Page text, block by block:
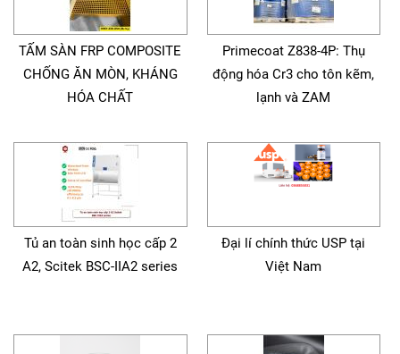
TẤM SÀN FRP COMPOSITE
CHỐNG ĂN MÒN, KHÁNG
HÓA CHẤT
Primecoat Z838-4P: Thụ
động hóa Cr3 cho tôn kẽm,
lạnh và ZAM
Tủ an toàn sinh học cấp 2
A2, Scitek BSC-IIA2 series
Đại lí chính thức USP tại
Việt Nam